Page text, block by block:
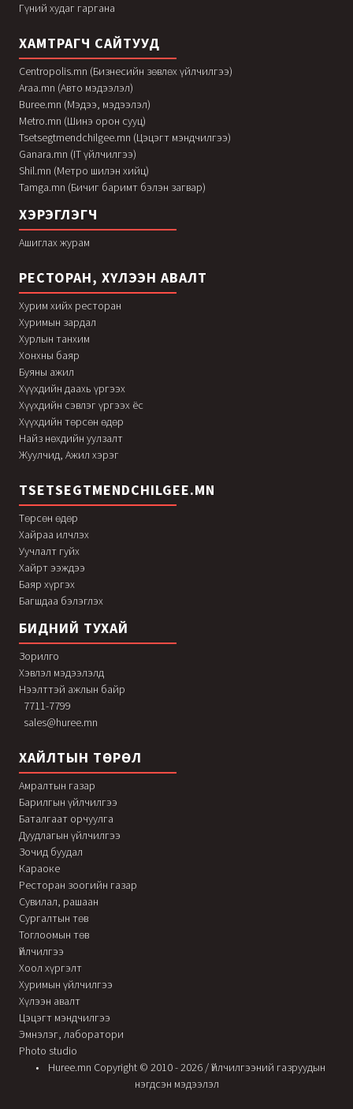
Гүний худаг гаргана
ХАМТРАГЧ САЙТУУД
Centropolis.mn (Бизнесийн зөвлөх үйлчилгээ)
Araa.mn (Авто мэдээлэл)
Buree.mn (Мэдээ, мэдээлэл)
Metro.mn (Шинэ орон сууц)
Tsetsegtmendchilgee.mn (Цэцэгт мэндчилгээ)
Ganara.mn (IT үйлчилгээ)
Shil.mn (Метро шилэн хийц)
Tamga.mn (Бичиг баримт бэлэн загвар)
ХЭРЭГЛЭГЧ
Ашиглах журам
РЕСТОРАН, ХҮЛЭЭН АВАЛТ
Хурим хийх ресторан
Хуримын зардал
Хурлын танхим
Хонхны баяр
Буяны ажил
Хүүхдийн даахь үргээх
Хүүхдийн сэвлэг үргээх ёс
Хүүхдийн төрсөн өдөр
Найз нөхдийн уулзалт
Жуулчид, Ажил хэрэг
TSETSEGTMENDCHILGEE.MN
Төрсөн өдөр
Хайраа илчлэх
Уучлалт гуйх
Хайрт ээждээ
Баяр хүргэх
Багшдаа бэлэглэх
БИДНИЙ ТУХАЙ
Зорилго
Хэвлэл мэдээлэлд
Нээлттэй ажлын байр
7711-7799
sales@huree.mn
ХАЙЛТЫН ТӨРӨЛ
Амралтын газар
Барилгын үйлчилгээ
Баталгаат орчуулга
Дуудлагын үйлчилгээ
Зочид буудал
Караоке
Ресторан зоогийн газар
Сувилал, рашаан
Сургалтын төв
Тоглоомын төв
Үйлчилгээ
Хоол хүргэлт
Хуримын үйлчилгээ
Хүлээн авалт
Цэцэгт мэндчилгээ
Эмнэлэг, лаборатори
Photo studio
Huree.mn Copyright © 2010 - 2026 / Үйлчилгээний газруудын
нэгдсэн мэдээлэл